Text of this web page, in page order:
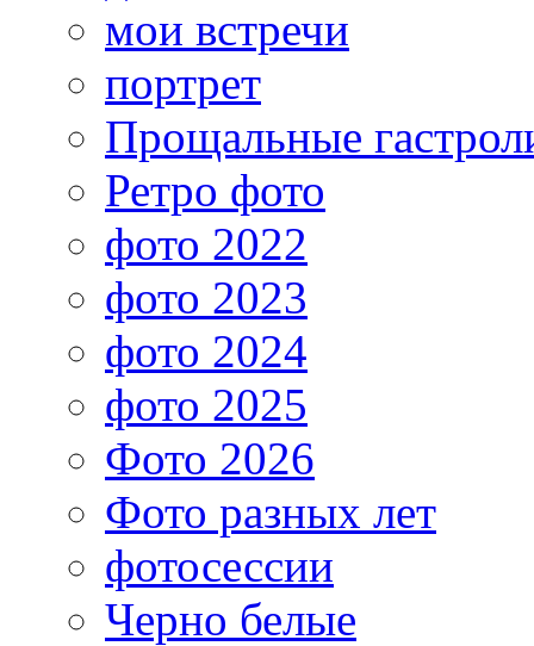
мои встречи
портрет
Прощальные
Ретро фото
фото 2022
фото 2023
фото 2024
фото 2025
Фото 2026
Фото разных лет
фотосессии
Черно белые